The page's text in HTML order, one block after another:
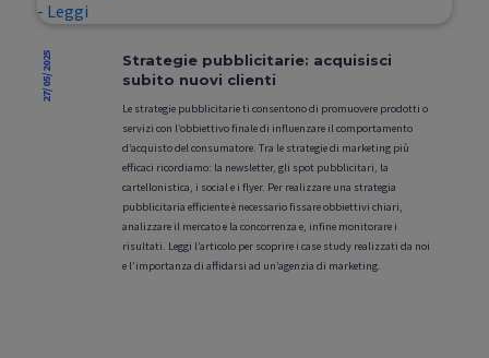
27/05/2025
Strategie pubblicitarie: acquisisci
subito nuovi clienti
Le strategie pubblicitarie ti consentono di promuovere prodotti o
servizi con l’obbiettivo finale di influenzare il comportamento
d’acquisto del consumatore. Tra le strategie di marketing più
efficaci ricordiamo: la newsletter, gli spot pubblicitari, la
cartellonistica, i social e i flyer. Per realizzare una strategia
pubblicitaria efficiente è necessario fissare obbiettivi chiari,
analizzare il mercato e la concorrenza e, infine monitorare i
risultati. Leggi l’articolo per scoprire i case study realizzati da noi
e l’importanza di affidarsi ad un’agenzia di marketing.